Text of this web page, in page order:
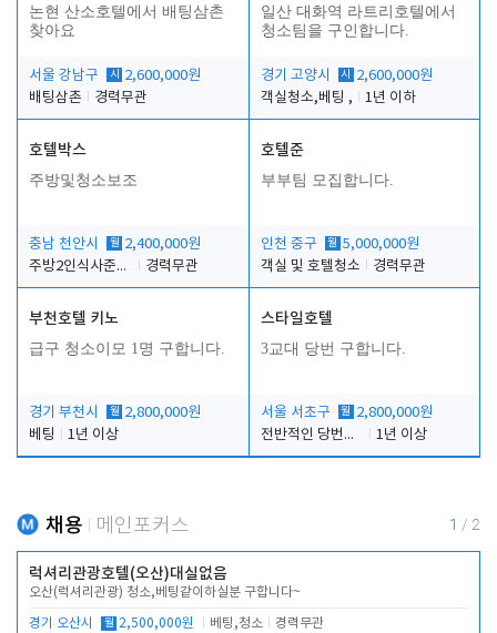
논현 산소호텔에서 배팅삼촌
찾아요
서울 강남구 시
2,600,000원
배팅삼촌
경력무관
일산 대화역 라트리호텔에서
청소팀을 구인합니다.
경기 고양시 시
2,600,000원
객실청소,베팅 ,
1년 이하
호텔박스
주방및청소보조
충남 천안시 월 2,400,000원
주방2인식사준비및청소린렌보조
경력무관
호텔준
부부팀 모집합니다.
인천 중구 월 5,000,000원
객실 및 호텔청소
경력무관
부천호텔 키노
급구 청소이모 1명 구합니다.
경기 부천시 월 2,800,000원
베팅
1년 이상
스타일호텔
3교대 당번 구합니다.
서울 서초구 월 2,800,000원
전반적인 당번업무
1년 이상
채용 메인포커스 1 / 2
럭셔리관광호텔(오산)대실없음
오산(럭셔리관광) 청소,베팅같이하실분 구합니다~
경기 오산시 월 2,500,000원 베팅,청소 경력무관